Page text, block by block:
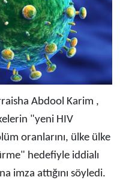
Abdool Karim ,
"yeni HIV
oranlarını, ülke ülke
hedefiyle iddialı
imza attığını söyledi.